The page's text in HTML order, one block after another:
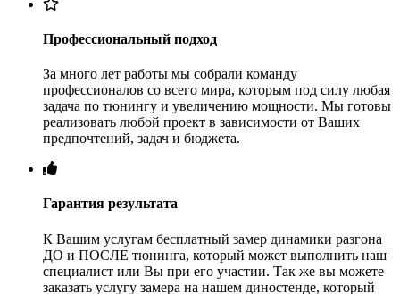
Профессиональный подход
За много лет работы мы собрали команду
профессионалов со всего мира, которым под силу любая
задача по тюнингу и увеличению мощности. Мы готовы
реализовать любой проект в зависимости от Ваших
предпочтений, задач и бюджета.
Гарантия результата
К Вашим услугам бесплатный замер динамики разгона
ДО и ПОСЛЕ тюнинга, который может выполнить наш
специалист или Вы при его участии. Так же вы можете
заказать услугу замера на нашем диностенде, который